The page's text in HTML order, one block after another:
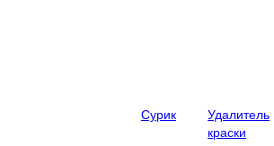
Сурик
Удалитель
краски